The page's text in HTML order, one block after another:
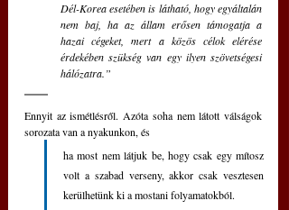
Dél-Korea esetében is látható, hogy egyáltalán
nem baj, ha az állam erősen támogatja a
hazai cégeket, mert a közös célok elérése
érdekében szükség van egy ilyen szövetségesi
hálózatra.”
Ennyit az ismétlésről. Azóta soha nem látott válságok
sorozata van a nyakunkon, és
ha most nem látjuk be, hogy csak egy mítosz
volt a szabad verseny, akkor csak vesztesen
kerülhetünk ki a mostani folyamatokból.